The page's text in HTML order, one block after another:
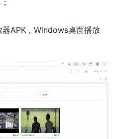
APK，Windows桌面播放